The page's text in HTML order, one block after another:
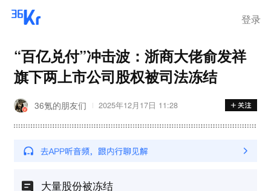
登录
“百亿兑付”冲击波：浙商大佬俞发祥
旗下两上市公司股权被司法冻结
36氪的朋友们 2025年12月17日 11:28
大量股份被冻结